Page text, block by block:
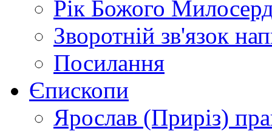
Рік Божого
Зворотній зв'язок
Посилання
Єпископи
Ярослав (Приріз)